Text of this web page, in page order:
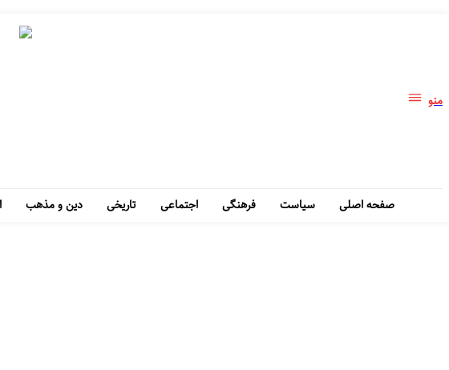
منو
صفحه اصلی سیاست فرهنگی اجتماعی تاریخی دین و مذهب